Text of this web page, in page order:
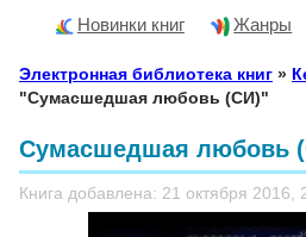
Новинки книг Жанры
Электронная библиотека книг »
"Сумасшедшая любовь (СИ)"
Сумасшедшая любовь
Книга добавлена: 21 октября 2016,